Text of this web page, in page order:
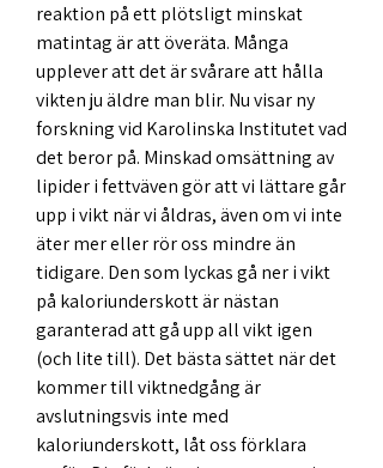
reaktion på ett plötsligt minskat
matintag är att överäta. Många
upplever att det är svårare att hålla
vikten ju äldre man blir. Nu visar ny
forskning vid Karolinska Institutet vad
det beror på. Minskad omsättning av
lipider i fettväven gör att vi lättare går
upp i vikt när vi åldras, även om vi inte
äter mer eller rör oss mindre än
tidigare. Den som lyckas gå ner i vikt
på kaloriunderskott är nästan
garanterad att gå upp all vikt igen
(och lite till). Det bästa sättet när det
kommer till viktnedgång är
avslutningsvis inte med
kaloriunderskott, låt oss förklara